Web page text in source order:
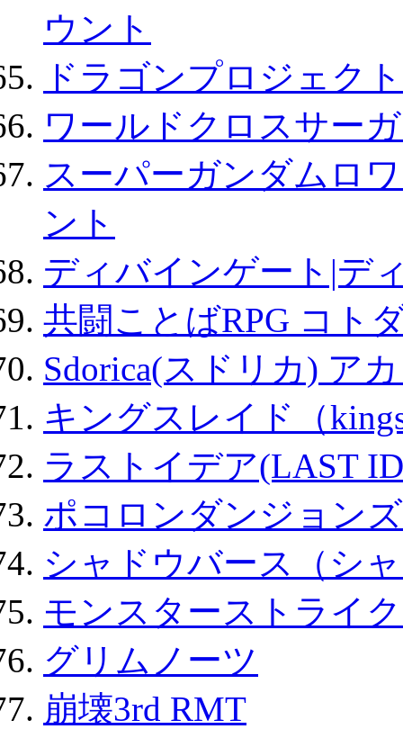
ウント
ドラゴンプロジェク
ワールドクロスサー
スーパーガンダムロ
ント
ディバインゲート|デ
共闘ことばRPG コト
Sdorica(スドリカ) ア
キングスレイド（
ラストイデア(LAST
ポコロンダンジョン
シャドウバース（シ
モンスターストライ
グリムノーツ
崩壊3rd RMT